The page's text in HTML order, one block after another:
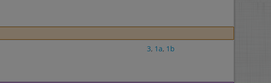
3, 1a, 1b